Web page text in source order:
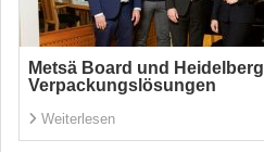
Metsä Board und
Verpackungslösungen
Weiterlesen